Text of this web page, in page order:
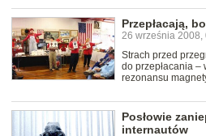
Przepłacają,
26 września 2008,
Strach przed
do przepłacania
rezonansu
Posłowie
internautów